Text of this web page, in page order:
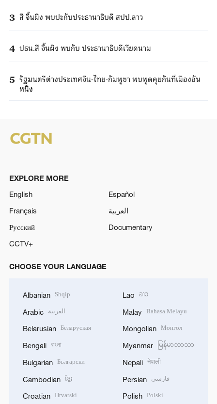
3 สี จิ้นผิง พบปะกับประธานาธิบดี สปป.ลาว
4 ปธน.สี จิ้นผิง พบกับ ประธานาธิบดีเวียดนาม
5 รัฐมนตรีต่างประเทศจีน-ไทย-กัมพูชา พบพูดคุยกันที่เมืองอัน
หนิง
EXPLORE MORE
English
Español
Français
العربية
Русский
Documentary
CCTV+
CHOOSE YOUR LANGUAGE
Albanian Shqip
Arabic العربية
Belarusian Беларуская
Bengali বাংলা
Bulgarian Български
Cambodian ខ្មែរ
Croatian Hrvatski
Lao ລາວ
Malay Bahasa Melayu
Mongolian Монгол
Myanmar မြန်မာဘာသာ
Nepali नेपाली
Persian فارسی
Polish Polski